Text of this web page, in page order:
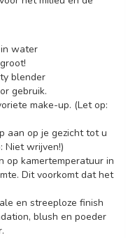
water
blender
gebruik.
make-up. (Let op:
aan op je gezicht tot u
Niet wrijven!)
op kamertemperatuur in
Dit voorkomt dat het
en streeploze finish
blush en poeder